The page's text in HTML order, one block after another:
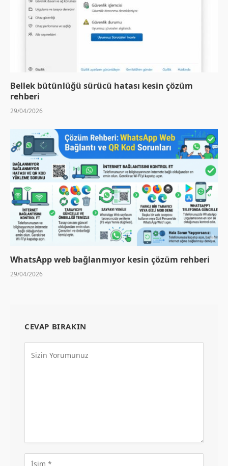
Bellek bütünlüğü sürücü hatası kesin çözüm
rehberi
29/04/2026
WhatsApp web bağlanmıyor kesin çözüm rehberi
29/04/2026
CEVAP BIRAKIN